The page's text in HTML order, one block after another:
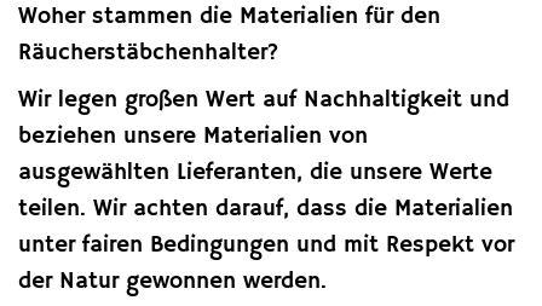
Woher stammen die Materialien für den
Räucherstäbchenhalter?
Wir legen großen Wert auf Nachhaltigkeit und
beziehen unsere Materialien von
ausgewählten Lieferanten, die unsere Werte
teilen. Wir achten darauf, dass die Materialien
unter fairen Bedingungen und mit Respekt vor
der Natur gewonnen werden.